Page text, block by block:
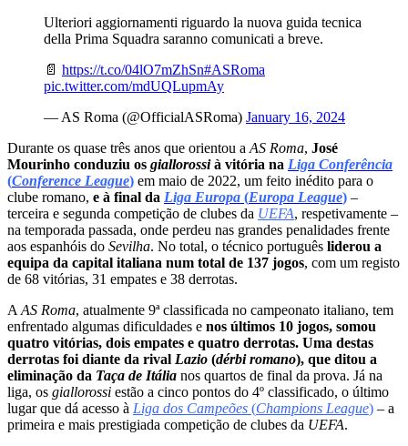
Ulteriori aggiornamenti riguardo la nuova guida tecnica
della Prima Squadra saranno comunicati a breve.
📄 https://t.co/04lO7mZhSn#ASRoma
pic.twitter.com/mdUQLupmAy
— AS Roma (@OfficialASRoma) January 16, 2024
Durante os quase três anos que orientou a AS Roma, José
Mourinho conduziu os giallorossià vitória na Liga Conferência
(Conference League) em maio de 2022, um feito inédito para o
clube romano, e à final da Liga Europa (Europa League) –
terceira e segunda competição de clubes da UEFA, respetivamente –
na temporada passada, onde perdeu nas grandes penalidades frente
aos espanhóis do Sevilha. No total, o técnico português liderou a
equipa da capital italiana num total de 137 jogos, com um registo
de 68 vitórias, 31 empates e 38 derrotas.
A AS Roma, atualmente 9ª classificada no campeonato italiano, tem
enfrentado algumas dificuldades e nos últimos 10 jogos, somou
quatro vitórias, dois empates e quatro derrotas. Uma destas
derrotas foi diante da rival Lazio (dérbi romano), que ditou a
eliminação da Taça de Itália nos quartos de final da prova. Já na
liga, os giallorossi estão a cinco pontos do 4º classificado, o último
lugar que dá acesso à Liga dos Campeões (Champions League) – a
primeira e mais prestigiada competição de clubes da UEFA.